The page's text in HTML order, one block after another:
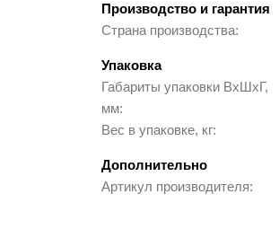
Заборы и ограждения
Мебель для зон ожидания
Школьная мебель
Производство и гарантия
Страна производства
Упаковка
Габариты упаковки ВхШхГ,
мм
Вес в упаковке, кг
Дополнительно
Артикул производителя